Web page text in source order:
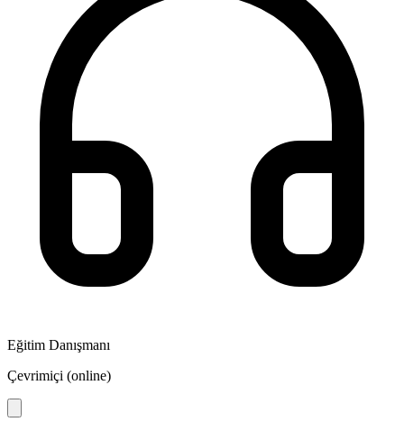
Eğitim Danışmanı
Çevrimiçi (online)